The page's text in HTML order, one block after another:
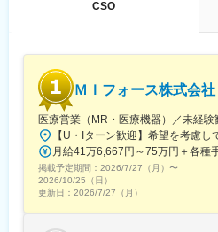
ルな環境で仕事をすることがで
■世界100か国以上に展開・進化
世界最大のCROと医療データカ
IQVIAは世界中のどんな会社に
ピード」を両立する仕組みを持
通データと治験データの分析に
間が数か月も短縮に成功した例
ている患者様のために、これか
ていきます。
CSO
ＭＩフォース株式会社
医療営業（MR・医療機器）／未経
掲載予定期間： 2026/7/27（月） 〜
2026/10/25（日）
更新日： 2026/7/27（月）